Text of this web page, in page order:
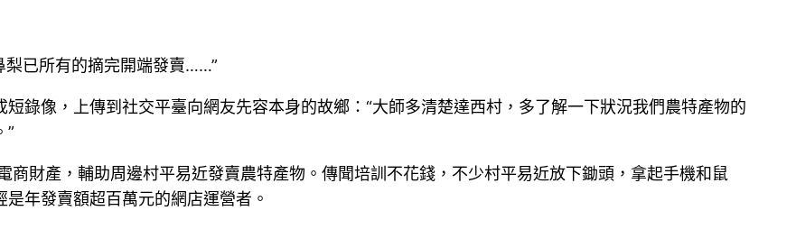
梨已所有的摘完開端發賣……”
錄像，上傳到社交平臺向網友先容本身的故鄉：“大師多清楚達西村，多了解一下狀況我們農特產物的
”
財產，輔助周邊村平易近發賣農特產物。傳聞培訓不花錢，不少村平易近放下鋤頭，拿起手機和鼠
年發賣額超百萬元的網店運營者。